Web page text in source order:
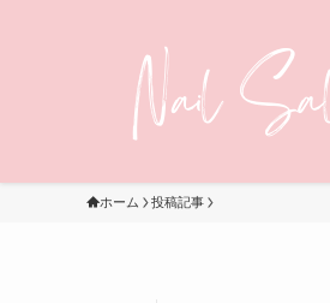
ホーム 投稿記事